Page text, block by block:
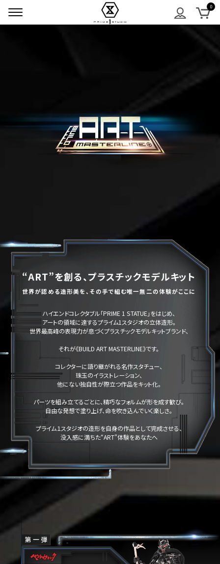
“ART”を創る、プラスチックモデルキット
世界が認める造形美を、その手で組む唯一無二の体験がここに
ハイエンドコレクタブル「PRIME 1 STATUE」をはじめ、
アートの領域に達するプライム1スタジオの立体造形。
世界最高峰の表現力が息づくプラスチックモデルキットブランド、
それが《BUILD ART MASTERLINE》です。
コレクターに語り継がれる名作スタチュー、
珠玉のイラストレーション、
他にない独自性が際立つ作品をキット化。
パーツを組み立てるごとに、精巧なフォルムが形を成す歓び。
自由な発想で塗り上げ、命を吹き込んでいく楽しさ。
プライム１スタジオの造形を自身の作品として完成させる、
没入感に満ちた“ART”体験をあなたへ